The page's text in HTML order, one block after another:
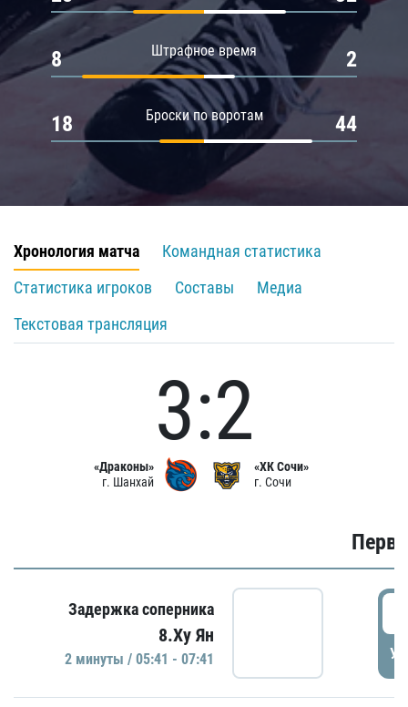
Штрафное время
8 2
Броски по воротам
18 44
Хронология матча
Командная статистика
Статистика игроков
Составы
Медиа
Текстовая трансляция
«Драконы»
г. Шанхай
3:2
«ХК Сочи»
г. Сочи
Задержка соперника
8.Ху Ян
2 минуты / 05:41 - 07:41